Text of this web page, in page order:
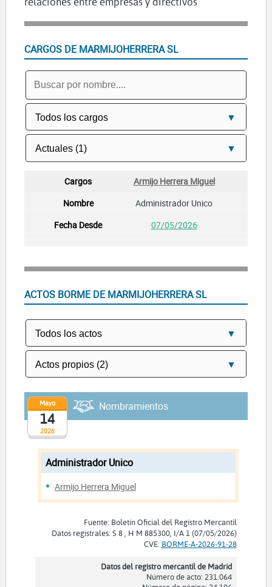
CARGOS DE MARMIJOHERRERA SL
Armijo Herrera Miguel
Administrador Unico
07/05/2026
ACTOS BORME DE MARMIJOHERRERA SL
2026
Mayo
14
Nombramientos
Administrador Unico
Armijo Herrera Miguel
Fuente: Boletín Oficial del Registro Mercantil
Datos registrales: S 8 , H M 885300, I/A 1 (07/05/2026)
CVE: BORME-A-2026-91-28
Datos del registro mercantil de Madrid
Número de acto: 231.064